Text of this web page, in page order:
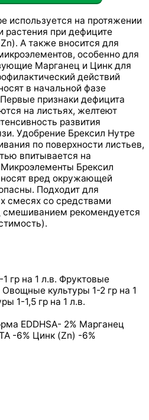
используется на протяжении
растения при дефиците
А также вносится для
особенно для
Марганец и Цинк для
действий
в начальной фазе
признаки дефицита
на листьях, желтеют
развития
Удобрение Брексил Нутре
по поверхности листьев,
впитывается на
Брексил
вред окружающей
Подходит для
смесях со средствами
смешиванием рекомендуется
гр на 1 л.в. Фруктовые
культуры 1-2 гр на 1
1-1,5 гр на 1 л.в.
EDDHSA- 2% Марганец
-6% Цинк (Zn) -6%